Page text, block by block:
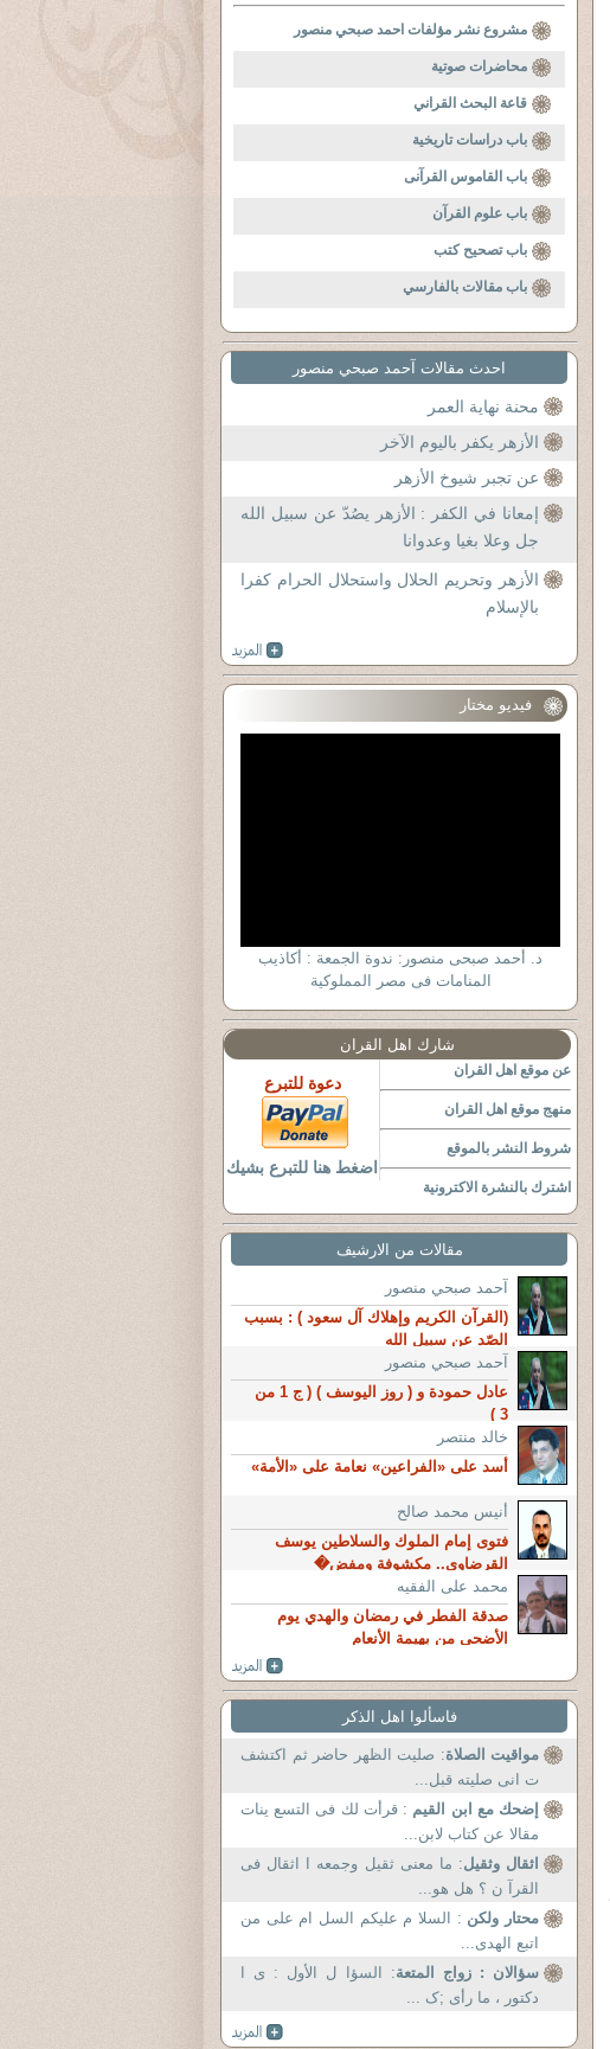
مشروع نشر مؤلفات احمد صبحي منصور
محاضرات صوتية
قاعة البحث القراني
باب دراسات تاريخية
باب القاموس القرآنى
باب علوم القرآن
باب تصحيح كتب
باب مقالات بالفارسي
احدث مقالات آحمد صبحي منصور
محنة نهاية العمر
الأزهر يكفر باليوم الآخر
عن تجبر شيوخ الأزهر
إمعانا في الكفر : الأزهر يصُدّ عن سبيل الله
جل وعلا بغيا وعدوانا
الأزهر وتحريم الحلال واستحلال الحرام كفرا
بالإسلام
فيديو مختار
د. أحمد صبحى منصور: ندوة الجمعة : أكاذيب
المنامات فى مصر المملوكية
شارك اهل القران
عن موقع اهل القران
منهج موقع اهل القران
شروط النشر بالموقع
اشترك بالنشرة الاكترونية
دعوة للتبرع
اضغط هنا للتبرع بشيك
مقالات من الارشيف
آحمد صبحي منصور
(القرآن الكريم وإهلاك آل سعود ) : بسبب
الصّد عن سبيل الله
آحمد صبحي منصور
عادل حمودة و ( روز اليوسف ) ( ج 1 من
3 )
خالد منتصر
أسد على «الفراعين» نعامة على «الأمة»
أنيس محمد صالح
فتوى إمام الملوك والسلاطين يوسف
القرضاوي.. مكشوفة ومفض�
محمد على الفقيه
صدقة الفطر في رمضان والهدي يوم
الأضحى من بهيمة الأنعام
فاسألوا اهل الذكر
مواقيت الصلاة: صليت الظهر حاضر ثم اكتشف
ت انى صليته قبل...
إضحك مع ابن القيم : قرأت لك فى التسع ينات
مقالا عن كتاب لابن...
اثقال وثقيل: ما معنى ثقيل وجمعه ا اثقال فى
القرآ ن ؟ هل هو...
محتار ولكن : السلا م عليكم السل ام على من
اتبع الهدى...
سؤالان : زواج المتعة: السؤا ل الأول : ی ا
دکتور ، ما رأی ;ک ...